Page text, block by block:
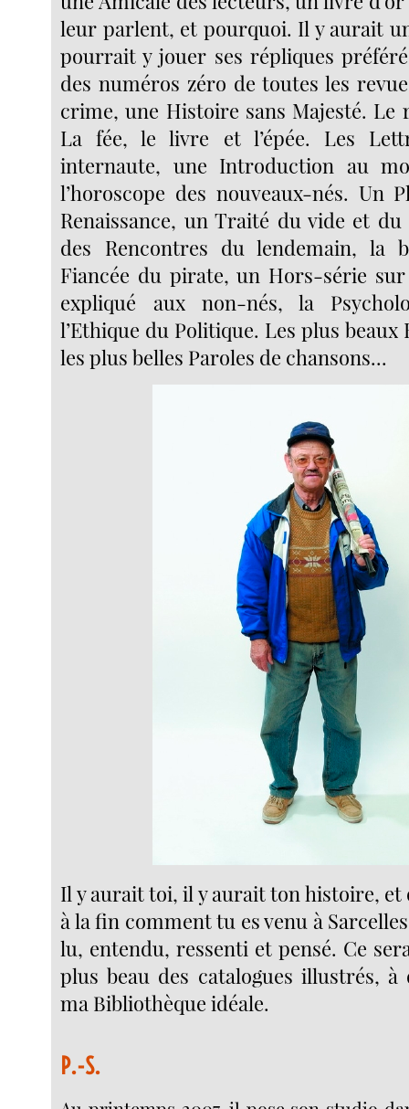
leur parlent, et pourquoi. Il y aurait
pourrait y jouer ses répliques
des numéros zéro de toutes les
crime, une Histoire sans Majesté. Le
La fée, le livre et l’épée. Les
internaute, une Introduction au
l’horoscope des nouveaux-nés. Un
Renaissance, un Traité du vide et
des Rencontres du lendemain, la
Fiancée du pirate, un Hors-série sur
expliqué aux non-nés, la
l’Ethique du Politique. Les plus beaux
les plus belles Paroles de chansons...
Il y aurait toi, il y aurait ton histoire,
à la fin comment tu es venu à
lu, entendu, ressenti et pensé. Ce
plus beau des catalogues illustrés, à
ma Bibliothèque idéale.
P.-S.